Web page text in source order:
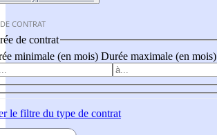
CONTRAT
de contrat
minimale (en mois) Durée maximale (en mois)
le filtre du type de contrat